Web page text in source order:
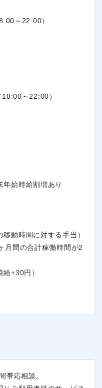
～22:00）
～22:00）
年始時給割増あり
動時間に対する手当）
月間の合計稼働時間が2
+30円）
帯応相談。